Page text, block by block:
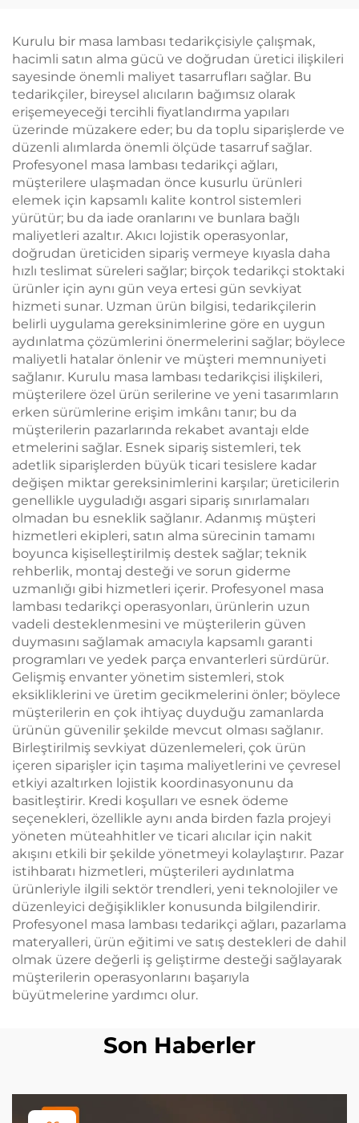
Işığı
Ömrü Type-C
Kurulu bir masa lambası tedarikçisiyle çalışmak,
hacimli satın alma gücü ve doğrudan üretici ilişkileri
sayesinde önemli maliyet tasarrufları sağlar. Bu
tedarikçiler, bireysel alıcıların bağımsız olarak
erişemeyeceği tercihli fiyatlandırma yapıları
üzerinde müzakere eder; bu da toplu siparişlerde ve
düzenli alımlarda önemli ölçüde tasarruf sağlar.
Profesyonel masa lambası tedarikçi ağları,
müşterilere ulaşmadan önce kusurlu ürünleri
elemek için kapsamlı kalite kontrol sistemleri
yürütür; bu da iade oranlarını ve bunlara bağlı
maliyetleri azaltır. Akıcı lojistik operasyonlar,
doğrudan üreticiden sipariş vermeye kıyasla daha
hızlı teslimat süreleri sağlar; birçok tedarikçi stoktaki
ürünler için aynı gün veya ertesi gün sevkiyat
hizmeti sunar. Uzman ürün bilgisi, tedarikçilerin
belirli uygulama gereksinimlerine göre en uygun
aydınlatma çözümlerini önermelerini sağlar; böylece
maliyetli hatalar önlenir ve müşteri memnuniyeti
sağlanır. Kurulu masa lambası tedarikçisi ilişkileri,
müşterilere özel ürün serilerine ve yeni tasarımların
erken sürümlerine erişim imkânı tanır; bu da
müşterilerin pazarlarında rekabet avantajı elde
etmelerini sağlar. Esnek sipariş sistemleri, tek
adetlik siparişlerden büyük ticari tesislere kadar
değişen miktar gereksinimlerini karşılar; üreticilerin
genellikle uyguladığı asgari sipariş sınırlamaları
olmadan bu esneklik sağlanır. Adanmış müşteri
hizmetleri ekipleri, satın alma sürecinin tamamı
boyunca kişiselleştirilmiş destek sağlar; teknik
rehberlik, montaj desteği ve sorun giderme
uzmanlığı gibi hizmetleri içerir. Profesyonel masa
lambası tedarikçi operasyonları, ürünlerin uzun
vadeli desteklenmesini ve müşterilerin güven
duymasını sağlamak amacıyla kapsamlı garanti
programları ve yedek parça envanterleri sürdürür.
Gelişmiş envanter yönetim sistemleri, stok
eksikliklerini ve üretim gecikmelerini önler; böylece
müşterilerin en çok ihtiyaç duyduğu zamanlarda
ürünün güvenilir şekilde mevcut olması sağlanır.
Birleştirilmiş sevkiyat düzenlemeleri, çok ürün
içeren siparişler için taşıma maliyetlerini ve çevresel
etkiyi azaltırken lojistik koordinasyonunu da
basitleştirir. Kredi koşulları ve esnek ödeme
seçenekleri, özellikle aynı anda birden fazla projeyi
yöneten müteahhitler ve ticari alıcılar için nakit
akışını etkili bir şekilde yönetmeyi kolaylaştırır. Pazar
istihbaratı hizmetleri, müşterileri aydınlatma
ürünleriyle ilgili sektör trendleri, yeni teknolojiler ve
düzenleyici değişiklikler konusunda bilgilendirir.
Profesyonel masa lambası tedarikçi ağları, pazarlama
materyalleri, ürün eğitimi ve satış destekleri de dahil
olmak üzere değerli iş geliştirme desteği sağlayarak
müşterilerin operasyonlarını başarıyla
büyütmelerine yardımcı olur.
Son Haberler